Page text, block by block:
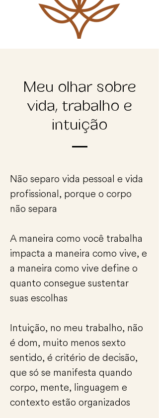
Meu olhar sobre
vida, trabalho e
intuição
Não separo vida pessoal e vida
profissional, porque o corpo
não separa
A maneira como você trabalha
impacta a maneira como vive, e
a maneira como vive define o
quanto consegue sustentar
suas escolhas
Intuição, no meu trabalho, não
é dom, muito menos sexto
sentido, é critério de decisão,
que só se manifesta quando
corpo, mente, linguagem e
contexto estão organizados